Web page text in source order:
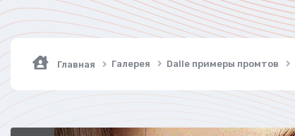
Главная Галерея Dalle примеры промтов